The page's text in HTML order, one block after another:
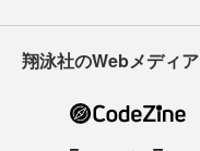
翔泳社のWebメディア